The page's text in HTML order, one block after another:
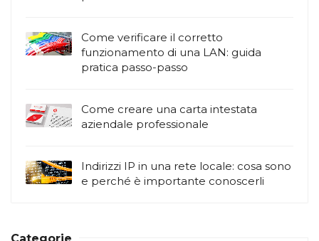
Come verificare il corretto
funzionamento di una LAN: guida
pratica passo-passo
Come creare una carta intestata
aziendale professionale
Indirizzi IP in una rete locale: cosa sono
e perché è importante conoscerli